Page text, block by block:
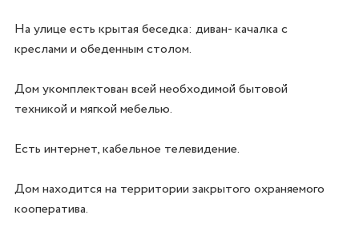
На улице есть крытая беседка: диван- качалка с
креслами и обеденным столом.
Дом укомплектован всей необходимой бытовой
техникой и мягкой мебелью.
Есть интернет, кабельное телевидение.
Дом находится на территории закрытого охраняемого